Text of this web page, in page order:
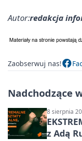
Autor:redakcja
Zaobserwuj nas!
Nadchodzące
8 sierpnia
z Adą